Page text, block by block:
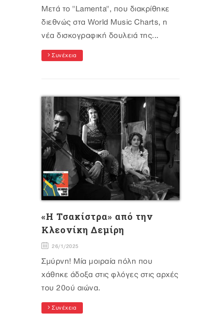
Μετά το "Lamenta", που διακρίθηκε
διεθνώς στα World Music Charts, η
νέα δισκογραφική δουλειά της...
Συνέχεια
«Η Τσακίστρα» από την
Κλεονίκη Δεμίρη
26/1/2025
Σμύρνη! Μία μοιραία πόλη που
χάθηκε άδοξα στις φλόγες στις αρχές
του 20ού αιώνα.
Συνέχεια